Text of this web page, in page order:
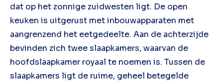
dat op het zonnige zuidwesten ligt. De open
keuken is uitgerust met inbouwapparaten met
aangrenzend het eetgedeelte. Aan de achterzijde
bevinden zich twee slaapkamers, waarvan de
hoofdslaapkamer royaal te noemen is. Tussen de
slaapkamers ligt de ruime, geheel betegelde